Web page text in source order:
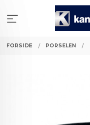
innholdet
FORSIDE PORSELEN